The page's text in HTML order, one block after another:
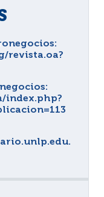
:
revista.oa?
:
index.php?